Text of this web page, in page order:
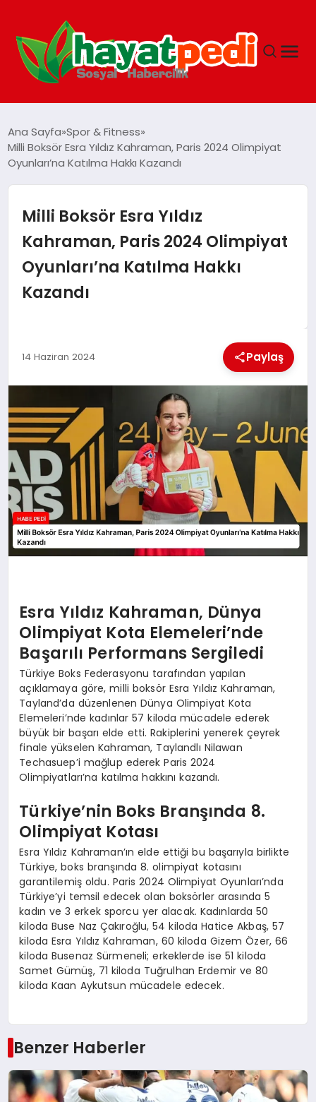
YAŞAM
GUNCEL
SAĞLIK
SPOR & FITNESS
EKONOMI
TEKNOLOJI
Ana Sayfa Spor & Fitness
Milli Boksör Esra Yıldız Kahraman, Paris 2024 Olimpiyat
Oyunları’na Katılma Hakkı Kazandı
Milli Boksör Esra Yıldız
Kahraman, Paris 2024 Olimpiyat
Oyunları’na Katılma Hakkı
Kazandı
14 Haziran 2024 Paylaş
Esra Yıldız Kahraman, Dünya
Olimpiyat Kota Elemeleri’nde
Başarılı Performans Sergiledi
Türkiye Boks Federasyonu tarafından yapılan
açıklamaya göre, milli boksör Esra Yıldız Kahraman,
Tayland’da düzenlenen Dünya Olimpiyat Kota
Elemeleri’nde kadınlar 57 kiloda mücadele ederek
büyük bir başarı elde etti. Rakiplerini yenerek çeyrek
finale yükselen Kahraman, Taylandlı Nilawan
Techasuep’i mağlup ederek Paris 2024
Olimpiyatları’na katılma hakkını kazandı.
Türkiye’nin Boks Branşında 8.
Olimpiyat Kotası
Esra Yıldız Kahraman’ın elde ettiği bu başarıyla birlikte
Türkiye, boks branşında 8. olimpiyat kotasını
garantilemiş oldu. Paris 2024 Olimpiyat Oyunları’nda
Türkiye’yi temsil edecek olan boksörler arasında 5
kadın ve 3 erkek sporcu yer alacak. Kadınlarda 50
kiloda Buse Naz Çakıroğlu, 54 kiloda Hatice Akbaş, 57
kiloda Esra Yıldız Kahraman, 60 kiloda Gizem Özer, 66
kiloda Busenaz Sürmeneli; erkeklerde ise 51 kiloda
Samet Gümüş, 71 kiloda Tuğrulhan Erdemir ve 80
kiloda Kaan Aykutsun mücadele edecek.
Benzer Haberler